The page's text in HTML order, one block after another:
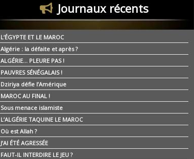
Journaux récents
L’ÉGYPTE ET LE MAROC
Algérie : la défaite et après ?
ALGÉRIE… PLEURE PAS !
PAUVRES SÉNÉGALAIS !
Dziriya défie l’Amérique
MAROC AU FINAL !
Sous menace islamiste
L’ALGÉRIE TAQUINE LE MAROC
Où est Allah ?
J’AI ÉTÉ AGRESSÉE
FAUT-IL INTERDIRE LE JEU ?